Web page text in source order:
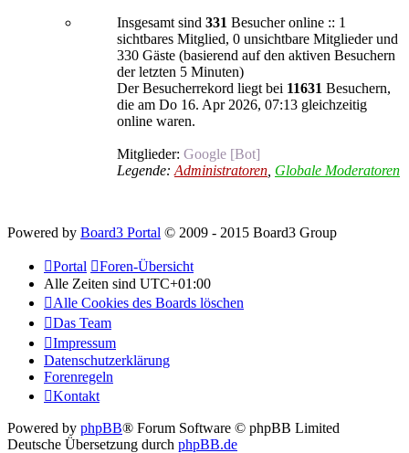
Insgesamt sind 331 Besucher online :: 1
sichtbares Mitglied, 0 unsichtbare Mitglieder und
330 Gäste (basierend auf den aktiven Besuchern
der letzten 5 Minuten)
Der Besucherrekord liegt bei 11631 Besuchern,
die am Do 16. Apr 2026, 07:13 gleichzeitig
online waren.
Mitglieder: Google [Bot]
Legende: Administratoren Globale Moderatoren
Powered by Board3 Portal © 2009 - 2015 Board3 Group
Portal
Foren-Übersicht
Alle Zeiten sind UTC+01:00
Alle Cookies des Boards löschen
Das Team
Impressum
Datenschutzerklärung
Forenregeln
Kontakt
Powered by phpBB® Forum Software © phpBB Limited
Deutsche Übersetzung durch phpBB.de